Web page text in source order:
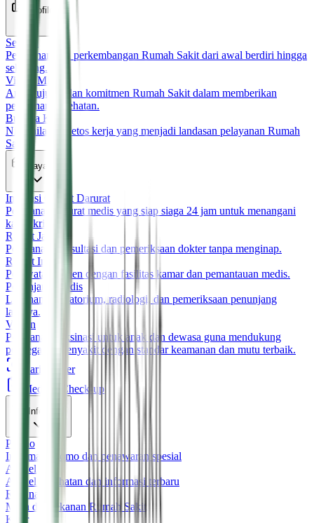
Profile
Sejarah
Perjalanan dan perkembangan Rumah Sakit dari awal berdiri hingga
sekarang.
Visi & Misi
Arah, tujuan, dan komitmen Rumah Sakit dalam memberikan
pelayanan kesehatan.
Budaya Kerja
Nilai-nilai dan etos kerja yang menjadi landasan pelayanan Rumah
Sakit.
Layanan
Instalasi Gawat Darurat
Pelayanan darurat medis yang siap siaga 24 jam untuk menangani
kasus kritis.
Rawat Jalan
Pelayanan konsultasi dan pemeriksaan dokter tanpa menginap.
Rawat Inap
Perawatan pasien dengan fasilitas kamar dan pemantauan medis.
Penunjang Medis
Layanan laboratorium, radiologi, dan pemeriksaan penunjang
lainnya.
Vaksin
Pelayanan vaksinasi untuk anak dan dewasa guna mendukung
pencegahan penyakit dengan standar keamanan dan mutu terbaik.
Cari Dokter
Medical Check-up
Informasi
Promo
Informasi promo dan penawaran spesial
Artikel
Artikel kesehatan dan informasi terbaru
Rekanan
Mitra dan rekanan Rumah Sakit
Karir